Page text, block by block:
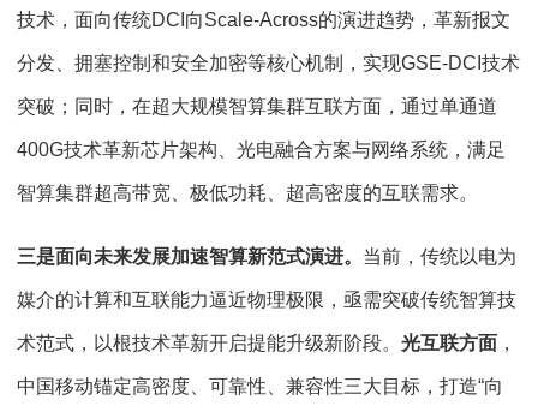
技术，面向传统DCI向Scale-Across的演进趋势，革新报文
分发、拥塞控制和安全加密等核心机制，实现GSE-DCI技术
突破；同时，在超大规模智算集群互联方面，通过单通道
400G技术革新芯片架构、光电融合方案与网络系统，满足
智算集群超高带宽、极低功耗、超高密度的互联需求。
三是面向未来发展加速智算新范式演进。 当前，传统以电为
媒介的计算和互联能力逼近物理极限，亟需突破传统智算技
术范式，以根技术革新开启提能升级新阶段。 光互联方面 ，
中国移动锚定高密度、可靠性、兼容性三大目标，打造“向